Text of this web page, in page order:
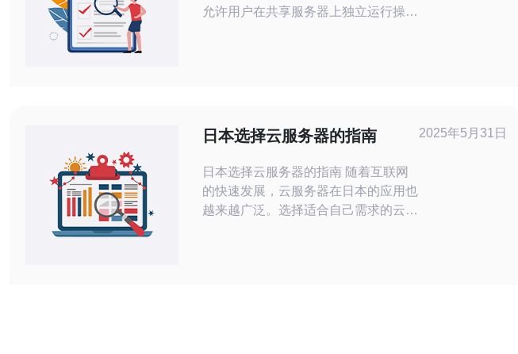
允许用户在共享服务器上独立运行操作
本VPS服务具有以下几点优势： 高速
稳定的网
日本选择云服务器的指南
日本选择云服务器的指南 随着互联网
的快速发展，云服务器在日本的应用也
越来越广泛。选择适合自己需求的云服
2025年5月31日